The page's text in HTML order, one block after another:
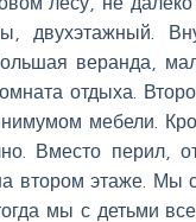
двухэтажный.
веранда,
отдыха.
мебели.
Вместо перил,
втором этаже.
мы с детьми